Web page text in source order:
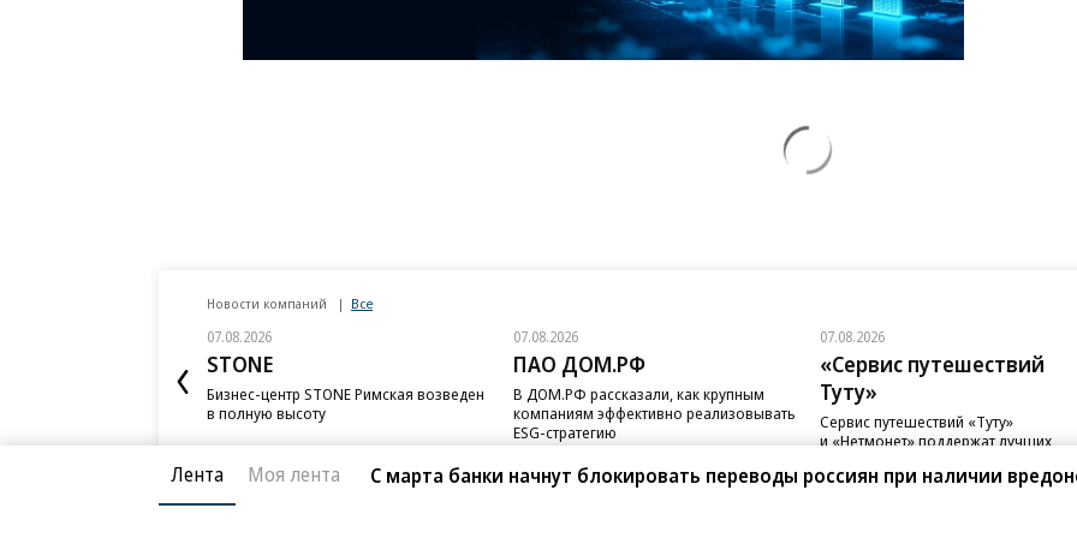
Новости компаний Все
07.08.2026
STONE
Бизнес-центр STONE Римская возведен
в полную высоту
07.08.2026
ПАО ДОМ.РФ
В ДОМ.РФ рассказали, как крупным
компаниям эффективно реализовывать
ESG-стратегию
07.08.2026
«Сервис путешествий
Туту»
Сервис путешествий «Туту»
и «Нетмонет» поддержат лучших
Лента Моя лента С марта банки начнут блокировать переводы россиян при наличии